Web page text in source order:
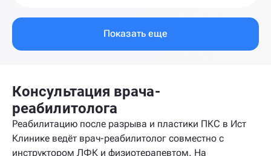
Показать еще
Консультация врача-
реабилитолога
Реабилитацию после разрыва и пластики ПКС в Ист
Клинике ведёт врач-реабилитолог совместно с
инструктором ЛФК и физиотерапевтом. На